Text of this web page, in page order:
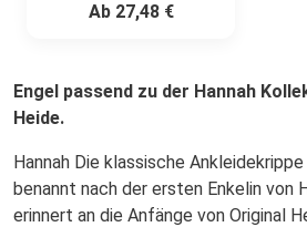
Ab27,48 €
Engel passend zu der Hannah
Heide.
Hannah Die klassische
benannt nach der ersten Enkelin von
erinnert an die Anfänge von Original